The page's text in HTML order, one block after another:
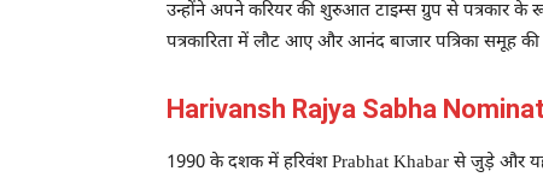
उन्होंने अपने करियर की शुरुआत टाइम्स ग्रुप से पत्रकार
पत्रकारिता में लौट आए और आनंद बाजार पत्रिका समूह की
Harivansh Rajya Sabha
1990 के दशक में हरिवंशPrabhat Khabar से जुड़े और